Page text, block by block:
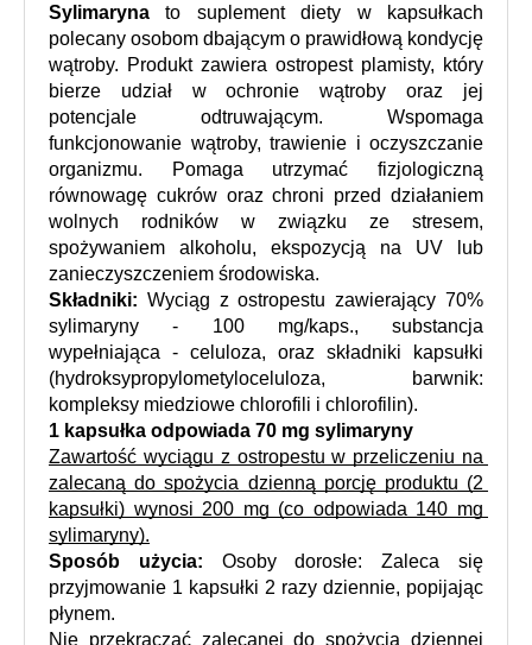
Sylimaryna to suplement diety w kapsułkach
polecany osobom dbającym o prawidłową kondycję
wątroby. Produkt zawiera ostropest plamisty, który
bierze udział w ochronie wątroby oraz jej
potencjale odtruwającym. Wspomaga
funkcjonowanie wątroby, trawienie i oczyszczanie
organizmu. Pomaga utrzymać fizjologiczną
równowagę cukrów oraz chroni przed działaniem
wolnych rodników w związku ze stresem,
spożywaniem alkoholu, ekspozycją na UV lub
zanieczyszczeniem środowiska.
Składniki: Wyciąg z ostropestu zawierający 70%
sylimaryny - 100 mg/kaps., substancja
wypełniająca - celuloza, oraz składniki kapsułki
(hydroksypropylometyloceluloza, barwnik:
kompleksy miedziowe chlorofili i chlorofilin).
1 kapsułka odpowiada 70 mg sylimaryny
Zawartość wyciągu z ostropestu w przeliczeniu na
zalecaną do spożycia dzienną porcję produktu (2
kapsułki) wynosi 200 mg (co odpowiada 140 mg
sylimaryny).
Sposób użycia: Osoby dorosłe: Zaleca się
przyjmowanie 1 kapsułki 2 razy dziennie, popijając
płynem.
Nie przekraczać zalecanej do spożycia dziennej